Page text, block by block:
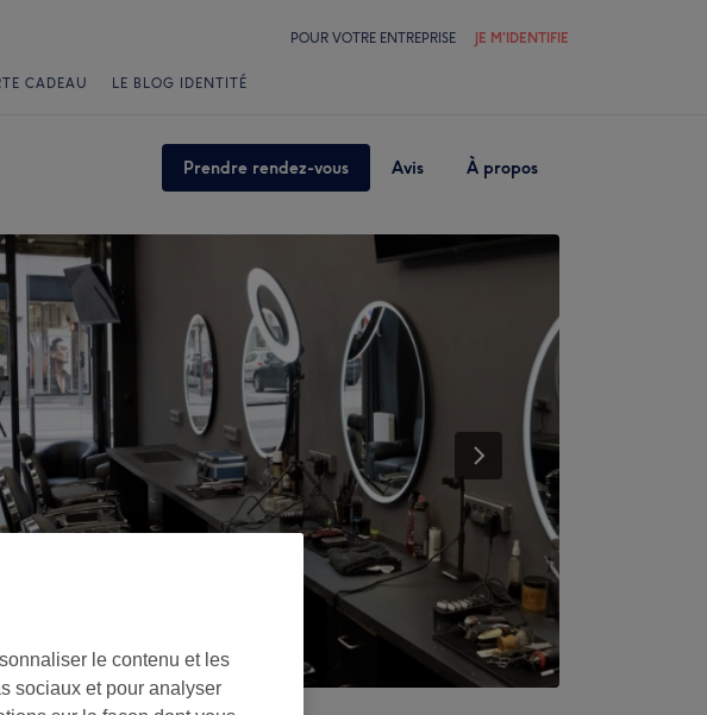
POUR VOTRE ENTREPRISE JE M'IDENTIFIE
CADEAU LE BLOG IDENTITÉ
Prendre rendez-vous Avis À propos
le contenu et les
sociaux et pour analyser